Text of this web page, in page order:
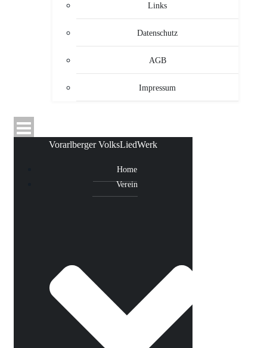
Links
Datenschutz
AGB
Impressum
Vorarlberger VolksLiedWerk
Home
Verein